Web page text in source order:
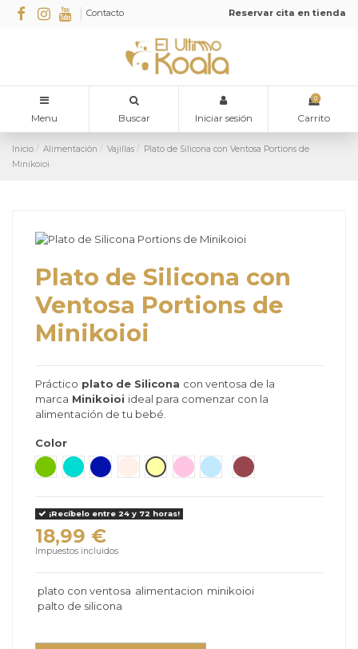
Contacto Reservar cita en tienda
Menu Buscar Iniciar sesión
0
Carrito
Inicio Alimentación Vajillas
Plato de Silicona con Ventosa Portions de
Minikoioi
Plato de Silicona con
Ventosa Portions de
Minikoioi
Práctico plato de Silicona con ventosa de la
marca Minikoioi ideal para comenzar con la
alimentación de tu bebé.
Color
Verde
Verde marAzul Marino
Beige AmarilloRosa Azul Claro
Gris Nacar
Rosa Velvet
¡Recíbelo entre 24 y 72 horas!
18,99 €
Impuestos incluidos
plato con ventosa alimentacion minikoioi
palto de silicona